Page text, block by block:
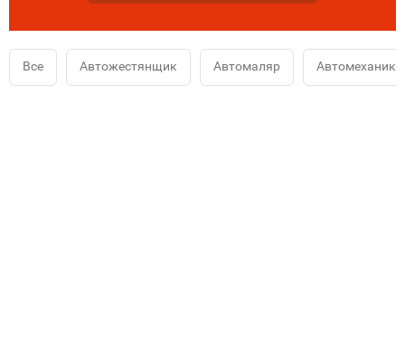
Все Автожестянщик Автомаляр Автомеханик